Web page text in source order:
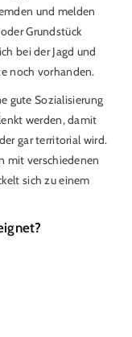
und melden
Grundstück
bei der Jagd und
noch vorhanden.
gute Sozialisierung
werden, damit
gar territorial wird.
mit verschiedenen
sich zu einem